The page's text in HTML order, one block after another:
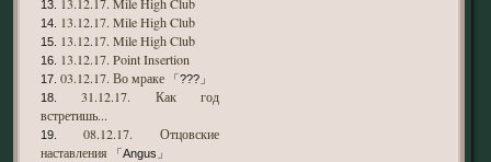
13.
14. 13.12.17. Mile High Club
15. 13.12.17. Mile High Club
16. 13.12.17. Point Insertion
17. 03.12.17. Во мраке「???」
18.31.12.17. Как год
встретишь...
19.08.12.17. Отцовские
наставления 「Angus」